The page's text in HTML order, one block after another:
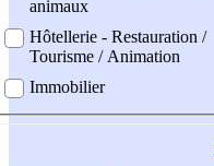
animaux
Hôtellerie - Restauration /
Tourisme / Animation
Immobilier